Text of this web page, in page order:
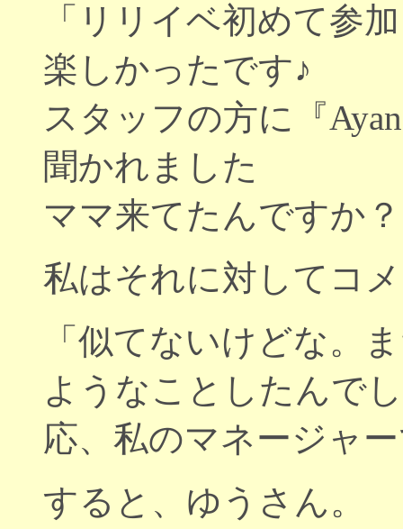
「リリイベ初めて参
楽しかったです♪
スタッフの方に『
聞かれました
ママ来てたんですか
私はそれに対してコ
「似てないけどな。
ようなことしたんで
応、私のマネージャ
すると、ゆうさん。